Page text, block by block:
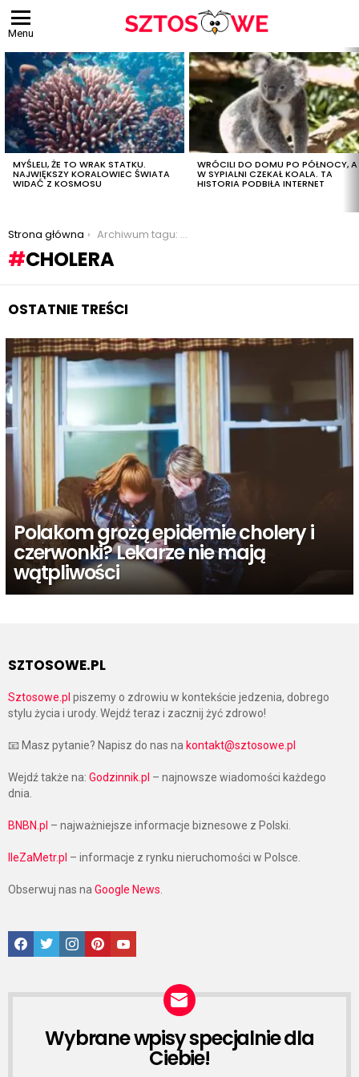
Menu
OSTATNIE
TREŚCI
MYŚLELI, ŻE TO WRAK STATKU.
NAJWIĘKSZY KORALOWIEC ŚWIATA
WIDAĆ Z KOSMOSU
WRÓCILI DO DOMU PO PÓŁNOCY, A
W SYPIALNI CZEKAŁ KOALA. TA
HISTORIA PODBIŁA INTERNET
Jesteś tutaj:
Strona główna Archiwum tagu: cholera
CHOLERA
OSTATNIE TREŚCI
Polakom grożą epidemie cholery i
czerwonki? Lekarze nie mają
wątpliwości
SZTOSOWE.PL
Sztosowe.pl piszemy o zdrowiu w kontekście jedzenia, dobrego
stylu życia i urody. Wejdź teraz i zacznij żyć zdrowo!
📧 Masz pytanie? Napisz do nas na kontakt@sztosowe.pl
Wejdź także na: Godzinnik.pl – najnowsze wiadomości każdego
dnia.
BNBN.pl – najważniejsze informacje biznesowe z Polski.
IleZaMetr.pl – informacje z rynku nieruchomości w Polsce.
Obserwuj nas na Google News
Facebook
TwitterInstagramPinterestGoogle News
NEWSLETTER
Wybrane wpisy specjalnie dla
Ciebie!